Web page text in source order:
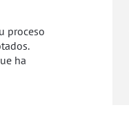
proceso
ha